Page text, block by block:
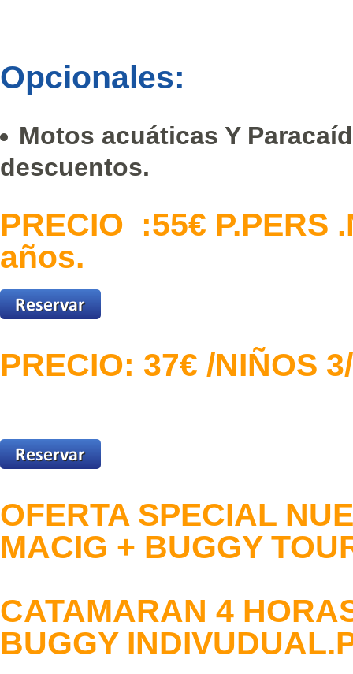
Opcionales:
Motos acuáticas Y
descuentos.
PRECIO :55€ P.PERS
años.
PRECIO: 37€ /NIÑOS
OFERTA SPECIAL
MACIG + BUGGY
CATAMARAN 4
BUGGY